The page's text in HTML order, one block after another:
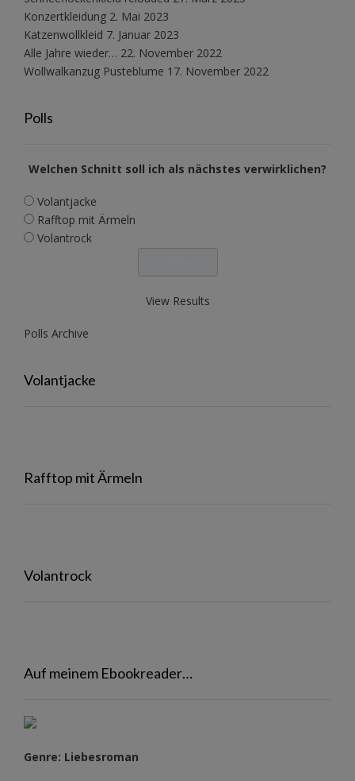
Konzertkleidung 2. Mai 2023
Katzenwollkleid 7. Januar 2023
Alle Jahre wieder… 22. November 2022
Wollwalkanzug Pusteblume 17. November 2022
Polls
Welchen Schnitt soll ich als nächstes verwirklichen?
Volantjacke
Rafftop mit Ärmeln
Volantrock
View Results
Polls Archive
Volantjacke
Rafftop mit Ärmeln
Volantrock
Auf meinem Ebookreader…
Genre: Liebesroman